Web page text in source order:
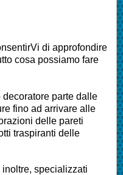
di approfondire
cosa possiamo fare
decoratore parte dalle
fino ad arrivare alle
delle pareti
traspiranti delle
specializzati